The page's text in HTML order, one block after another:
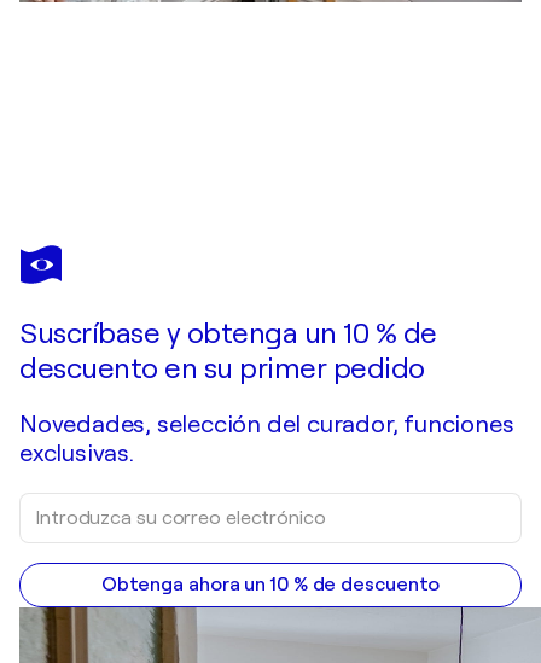
JANICE LIGHTOWLER
A BLANKET OF SNOW
Suscríbase y obtenga un 10 % de
descuento en su primer pedido
Novedades, selección del curador, funciones
exclusivas.
Obtenga ahora un 10 % de descuento